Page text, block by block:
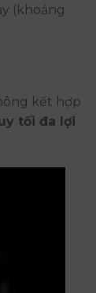
(khoảng
kết hợp
tối đa lợi